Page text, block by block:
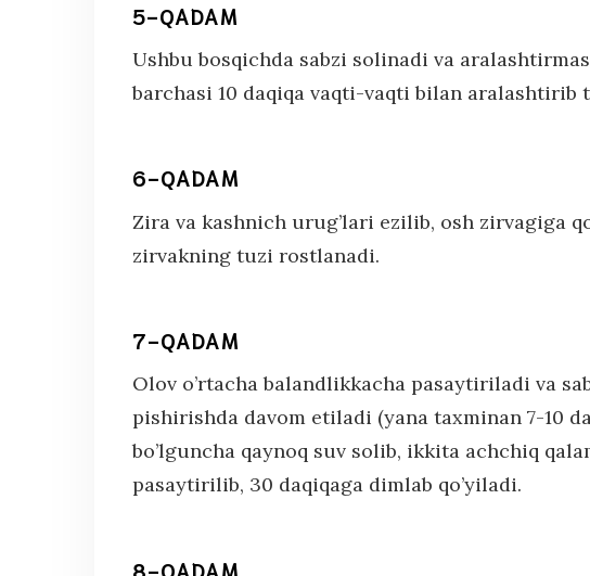
5-QADAM
Ushbu bosqichda sabzi solinadi va
barchasi 10 daqiqa vaqti-vaqti bilan
6-QADAM
Zira va kashnich urug’lari ezilib, osh zirvagiga
zirvakning tuzi rostlanadi.
7-QADAM
Olov o’rtacha balandlikkacha pasaytiriladi va
pishirishda davom etiladi (yana taxminan 7-10
bo’lguncha qaynoq suv solib, ikkita achchiq
pasaytirilib, 30 daqiqaga dimlab qo’yiladi.
8-QADAM